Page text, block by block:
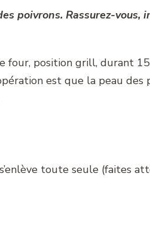
poivrons. Rassurez-vous,
four, position grill, durant
est que la peau des
toute seule (faites